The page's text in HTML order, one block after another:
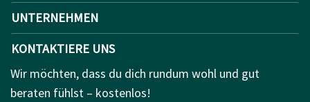
UNTERNEHMEN
KONTAKTIERE UNS
Wir möchten, dass du dich rundum wohl und gut
beraten fühlst – kostenlos!